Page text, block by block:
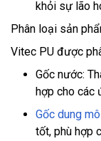
khỏi sự lão
Phân loại sản
Vitec PU được
Gốc nước:
hợp cho các
Gốc dung
tốt, phù hợp